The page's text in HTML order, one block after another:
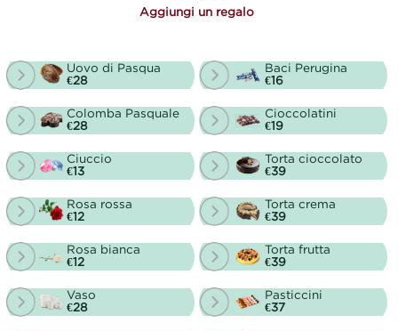
Aggiungi un regalo
Uovo di Pasqua
€28
Colomba Pasquale
€28
Ciuccio
€13
Rosa rossa
€12
Rosa bianca
€12
Vaso
€28
Baci Perugina
€16
Cioccolatini
€19
Torta cioccolato
€39
Torta crema
€39
Torta frutta
€39
Pasticcini
€37